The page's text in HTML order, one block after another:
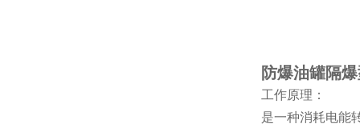
防爆油罐隔
工作原理：
是一种消耗电能